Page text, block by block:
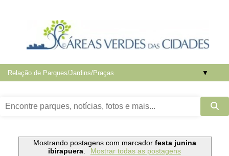
▼
Mostrando postagens com marcador festa junina
ibirapuera. Mostrar todas as postagens